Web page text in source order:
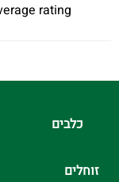
rating:
כלבים
זוחלים